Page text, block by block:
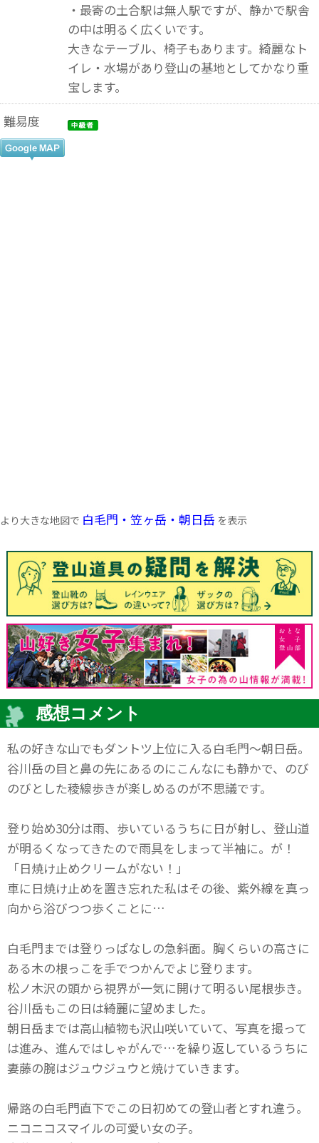
・最寄の土合駅は無人駅ですが、静かで駅舎
の中は明るく広くいです。
大きなテーブル、椅子もあります。綺麗なト
イレ・水場があり登山の基地としてかなり重
宝します。
難易度
より大きな地図で 白毛門・笠ヶ岳・朝日岳 を表示
感想コメント
私の好きな山でもダントツ上位に入る白毛門～朝日岳。
谷川岳の目と鼻の先にあるのにこんなにも静かで、のび
のびとした稜線歩きが楽しめるのが不思議です。
登り始め30分は雨、歩いているうちに日が射し、登山道
が明るくなってきたので雨具をしまって半袖に。が！
「日焼け止めクリームがない！」
車に日焼け止めを置き忘れた私はその後、紫外線を真っ
向から浴びつつ歩くことに…
白毛門までは登りっぱなしの急斜面。胸くらいの高さに
ある木の根っこを手でつかんでよじ登ります。
松ノ木沢の頭から視界が一気に開けて明るい尾根歩き。
谷川岳もこの日は綺麗に望めました。
朝日岳までは高山植物も沢山咲いていて、写真を撮って
は進み、進んではしゃがんで…を繰り返しているうちに
妻藤の腕はジュウジュウと焼けていきます。
帰路の白毛門直下でこの日初めての登山者とすれ違う。
ニコニコスマイルの可愛い女の子。